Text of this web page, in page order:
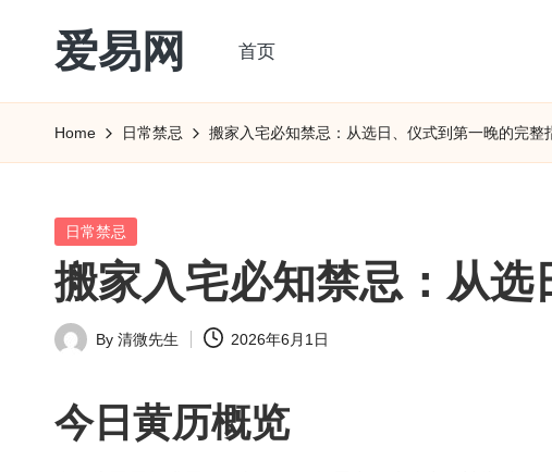
爱易网
历
阳
转
农
历
历
询
_2ebc.com
首页
Home 日常禁忌 搬家入宅必知禁忌：从选日、仪式到第一晚的完整
Posted
日常禁忌
搬家入宅必知禁忌：从
Posted
By 清微先生 2026年6月1日
今日 黄历概览